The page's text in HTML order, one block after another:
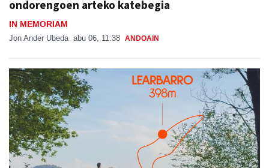
ondorengoen arteko katebegia
IN MEMORIAM
Jon Ander Ubeda abu 06, 11:38 ANDOAIN